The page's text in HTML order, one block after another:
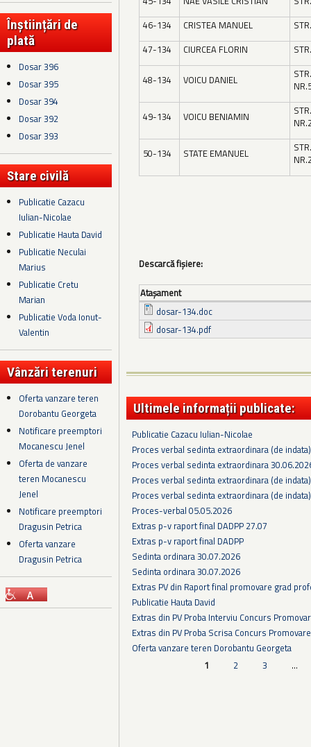
Înștiințări de
plată
Dosar 396
Dosar 395
Dosar 394
Dosar 392
Dosar 393
Stare civilă
Publicatie Cazacu
Iulian-Nicolae
Publicatie Hauta David
Publicatie Neculai
Marius
Publicatie Cretu
Marian
Publicatie Voda Ionut-
Valentin
Vânzări terenuri
Oferta vanzare teren
Dorobantu Georgeta
Notificare preemptori
Mocanescu Jenel
Oferta de vanzare
teren Mocanescu
Jenel
Notificare preemptori
Dragusin Petrica
Oferta vanzare
Dragusin Petrica
46-134
CRISTEA MANUEL
47-134
CIURCEA FLORIN
48-134 VOICU DANIEL
49-134 VOICU BENIAMIN
50-134 STATE EMANUEL
Descarcă fișiere:
Ataşament
dosar-134.doc
dosar-134.pdf
Ultimele informații publicate:
Publicatie Cazacu Iulian-Nicolae
Proces verbal sedinta extraordinara (de
Proces verbal sedinta extraordinara
Proces verbal sedinta extraordinara (de
Proces verbal sedinta extraordinara (de
Proces-verbal 05.05.2026
Extras p-v raport final DADPP 27.07
Extras p-v raport final DADPP
Sedinta ordinara 30.07.2026
Sedinta ordinara 30.07.2026
Extras PV din Raport final promovare grad
Publicatie Hauta David
Extras din PV Proba Interviu Concurs
Extras din PV Proba Scrisa Concurs
Oferta vanzare teren Dorobantu Georgeta
1 2 3 …